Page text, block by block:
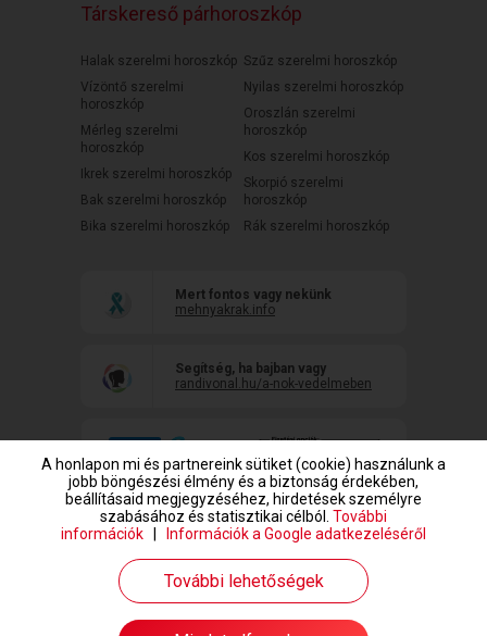
Társkereső párhoroszkóp
Halak szerelmi horoszkóp
Vízöntő szerelmi
horoszkóp
Mérleg szerelmi
horoszkóp
Ikrek szerelmi horoszkóp
Bak szerelmi horoszkóp
Bika szerelmi horoszkóp
Szűz szerelmi horoszkóp
Nyilas szerelmi horoszkóp
Oroszlán szerelmi
horoszkóp
Kos szerelmi horoszkóp
Skorpió szerelmi
horoszkóp
Rák szerelmi horoszkóp
Mert fontos vagy nekünk
mehnyakrak.info
Segítség, ha bajban vagy
randivonal.hu/a-nok-vedelmeben
www.randivonal.hu © Copyright 1999-2026 Dating Central Europe Zrt.
A honlapon mi és partnereink sütiket (cookie) használunk a
jobb böngészési élmény és a biztonság érdekében,
beállításaid megjegyzéséhez, hirdetések személyre
szabásához és statisztikai célból. További
információk
Információk a Google adatkezeléséről
További lehetőségek